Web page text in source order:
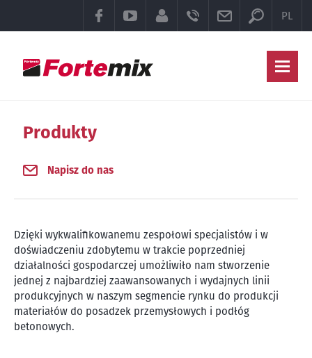
PL
TELEFON E-MAIL
FACEBOOKYOUTUBESEKCJA KLIENTA
Produkty
Napisz do nas
Dzięki wykwalifikowanemu zespołowi specjalistów i w
doświadczeniu zdobytemu w trakcie poprzedniej
działalności gospodarczej umożliwiło nam stworzenie
jednej z najbardziej zaawansowanych i wydajnych linii
produkcyjnych w naszym segmencie rynku do produkcji
materiałów do posadzek przemysłowych i podłóg
betonowych.